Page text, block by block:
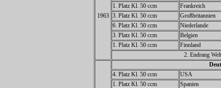
1963
1. Platz Kl. 50 ccm
Frankreich
3. Platz Kl. 50 ccm
Großbritannien
6. Platz Kl. 50 ccm
Niederlande
3. Platz Kl. 50 ccm
Belgien
1. Platz Kl. 50 ccm
Finnland
2. Endrang
4. Platz Kl. 50 ccm
USA
1. Platz Kl. 50 ccm
Spanien